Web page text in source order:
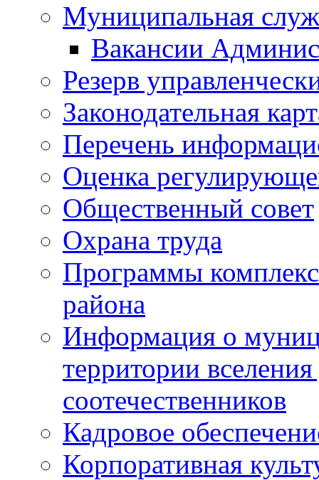
Муниципальная
Вакансии
Резерв
Законодательная
Перечень
Оценка
Общественный совет
Охрана труда
Программы
района
Информация о
территории
соотечественников
Кадровое
Корпоративная